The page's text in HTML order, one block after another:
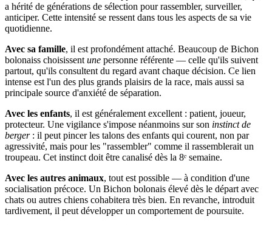
a hérité de générations de sélection pour rassembler, surveiller,
anticiper. Cette intensité se ressent dans tous les aspects de sa vie
quotidienne.
Avec sa famille, il est profondément attaché. Beaucoup de Bichon
bolonaiss choisissent une personne référente — celle qu'ils suivent
partout, qu'ils consultent du regard avant chaque décision. Ce lien
intense est l'un des plus grands plaisirs de la race, mais aussi sa
principale source d'anxiété de séparation.
Avec les enfants, il est généralement excellent : patient, joueur,
protecteur. Une vigilance s'impose néanmoins sur son instinct de
berger: il peut pincer les talons des enfants qui courent, non par
agressivité, mais pour les "rassembler" comme il rassemblerait un
troupeau. Cet instinct doit être canalisé dès la 8ᵉ semaine.
Avec les autres animaux, tout est possible — à condition d'une
socialisation précoce. Un Bichon bolonais élevé dès le départ avec
chats ou autres chiens cohabitera très bien. En revanche, introduit
tardivement, il peut développer un comportement de poursuite.